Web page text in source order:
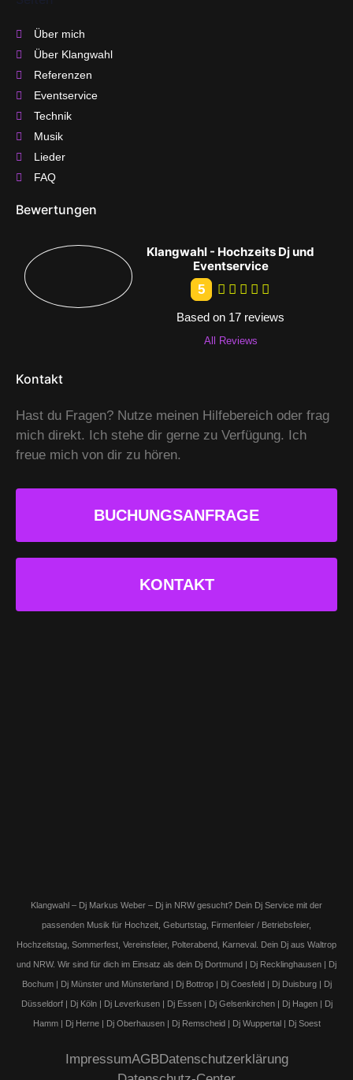
Über mich
Über Klangwahl
Referenzen
Eventservice
Technik
Musik
Lieder
FAQ
Bewertungen
Klangwahl - Hochzeits Dj und
Eventservice
5
Based on 17 reviews
All Reviews
Kontakt
Hast du Fragen? Nutze meinen Hilfebereich oder frag
mich direkt. Ich stehe dir gerne zu Verfügung. Ich
freue mich von dir zu hören.
BUCHUNGSANFRAGE
KONTAKT
Klangwahl – Dj Markus Weber – Dj in NRW gesucht? Dein Dj Service mit der
passenden Musik für Hochzeit, Geburtstag, Firmenfeier / Betriebsfeier,
Hochzeitstag, Sommerfest, Vereinsfeier, Polterabend, Karneval. Dein Dj aus Waltrop
und NRW. Wir sind für dich im Einsatz als dein Dj Dortmund | Dj Recklinghausen | Dj
Bochum | Dj Münster und Münsterland | Dj Bottrop | Dj Coesfeld | Dj Duisburg | Dj
Düsseldorf | Dj Köln | Dj Leverkusen | Dj Essen | Dj Gelsenkirchen | Dj Hagen | Dj
Hamm | Dj Herne | Dj Oberhausen | Dj Remscheid | Dj Wuppertal | Dj Soest
ImpressumAGBDatenschutzerklärung